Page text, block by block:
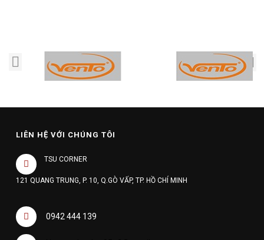
LIÊN HỆ VỚI CHÚNG TÔI
TSU CORNER
121 QUANG TRUNG, P. 10, Q.GÒ VẤP, TP. HỒ CHÍ MINH
0942 444 139